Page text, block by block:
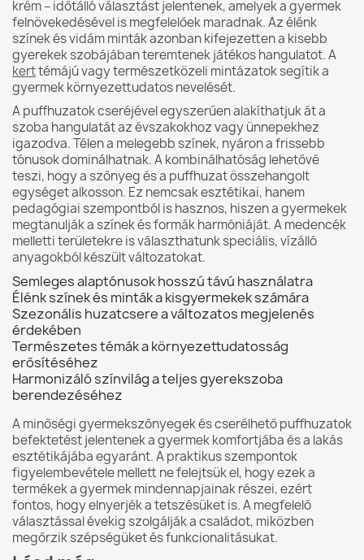
krém – időtálló választást jelentenek, amelyek a gyermek
felnövekedésével is megfelelőek maradnak. Az élénk
színek és vidám minták azonban kifejezetten a kisebb
gyerekek szobájában teremtenek játékos hangulatot. A
kerttémájú vagy természetközeli mintázatok segítik a
gyermek környezettudatos nevelését.
A puffhuzatok cseréjével egyszerűen alakíthatjuk át a
szoba hangulatát az évszakokhoz vagy ünnepekhez
igazodva. Télen a melegebb színek, nyáron a frissebb
tónusok dominálhatnak. A kombinálhatóság lehetővé
teszi, hogy a szőnyeg és a puffhuzat összehangolt
egységet alkosson. Ez nemcsak esztétikai, hanem
pedagógiai szempontból is hasznos, hiszen a gyermekek
megtanulják a színek és formák harmóniáját. A medencék
melletti területekre is választhatunk speciális, vízálló
anyagokból készült változatokat.
Semleges alaptónusok hosszú távú használatra
Élénk színek és minták a kisgyermekek számára
Szezonális huzatcsere a változatos megjelenés
érdekében
Természetes témák a környezettudatosság
erősítéséhez
Harmonizáló színvilág a teljes gyerekszoba
berendezéséhez
A minőségi gyermekszőnyegek és cserélhető puffhuzatok
befektetést jelentenek a gyermek komfortjába és a lakás
esztétikájába egyaránt. A praktikus szempontok
figyelembevétele mellett ne felejtsük el, hogy ezek a
termékek a gyermek mindennapjainak részei, ezért
fontos, hogy elnyerjék a tetszésüket is. A megfelelő
választással évekig szolgálják a családot, miközben
megőrzik szépségüket és funkcionalitásukat.